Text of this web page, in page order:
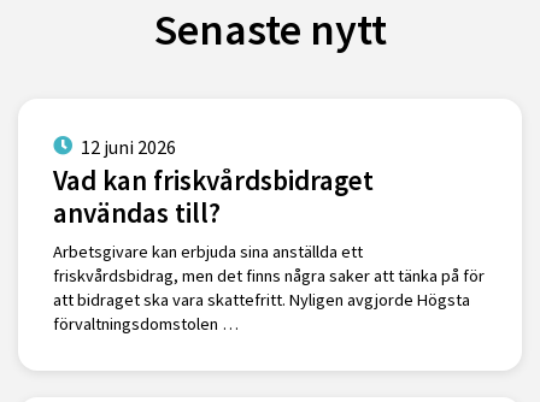
Senaste nytt
12 juni 2026
Vad kan friskvårdsbidraget
användas till?
Arbetsgivare kan erbjuda sina anställda ett
friskvårdsbidrag, men det finns några saker att tänka på för
att bidraget ska vara skattefritt. Nyligen avgjorde Högsta
förvaltningsdomstolen …